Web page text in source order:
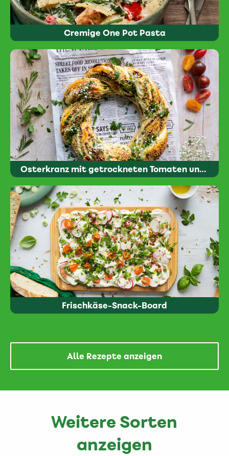
Cremige One Pot Pasta
Osterkranz mit getrockneten Tomaten und Oliven
Frischkäse-Snack-Board
Alle Rezepte anzeigen
Weitere Sorten
anzeigen